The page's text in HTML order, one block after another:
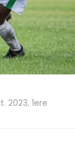
2023, 1ere